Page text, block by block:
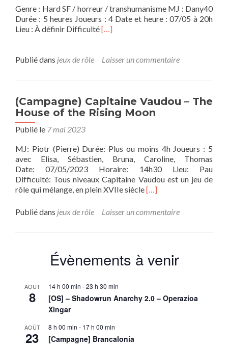
Genre : Hard SF / horreur / transhumanisme MJ : Dany40
Durée : 5 heures Joueurs : 4 Date et heure : 07/05 à 20h
Lieu : À définir DifficultéEn
sur[OS]
edition-
Les
Dévots
[…]
Publié dans jeux de rôle Laisser un commentaire
(Campagne) Capitaine Vaudou – The
House of the Rising Moon
Publié le 7 mai 2023
MJ: Piotr (Pierre) Durée: Plus ou moins 4h Joueurs : 5
avec Elisa, Sébastien, Bruna, Caroline, Thomas
Date: 07/05/2023 Horaire: 14h30 Lieu: Pau
Difficulté: Tous niveaux Capitaine Vaudou est un jeu de
rôle qui mélange, en plein XVIIe siècleEn
plus
The
Rising
[…]
Publié dans jeux de rôle Laisser un commentaire
Évènements à venir
AOÛT
8
14 h 00 min -23 h 30 min
[OS] – Shadowrun Anarchy 2.0 – Operazioa
Xingar
AOÛT
23
8 h 00 min - 17 h 00 min
[Campagne] Brancalonia